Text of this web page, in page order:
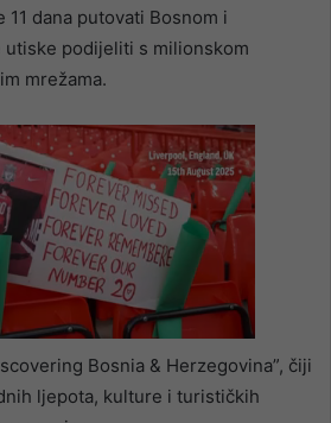
11 dana putovati Bosnom i
podijeliti s milionskom
mrežama.
Bosnia & Herzegovina”, čiji
ljepota, kulture i turističkih